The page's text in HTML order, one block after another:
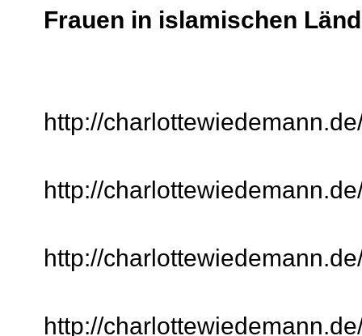
Frauen in islamischen
http://
http://
http://
http://